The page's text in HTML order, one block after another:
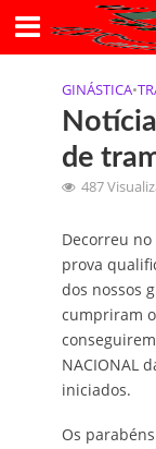
GINÁSTICA•
de
487
Decorreu
prova
dos nossos
cumpriram
NACIONAL
iniciados.
Os